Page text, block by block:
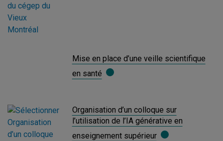
Mise en place d’une veille scientifique
en santé
Organisation d’un colloque sur
l’utilisation de l’IA générative en
enseignement supérieur